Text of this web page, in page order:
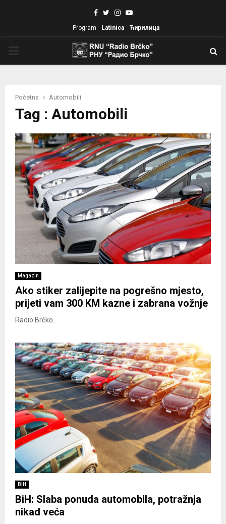
Facebook
TwitterInstagram
Youtube
Program Latinica Ћирилица
Početna Automobili
Tag : Automobili
Magazin
Ako stiker zalijepite na pogrešno mjesto,
prijeti vam 300 KM kazne i zabrana vožnje
Radio Brčko...
BiH
BiH: Slaba ponuda automobila, potražnja
nikad veća